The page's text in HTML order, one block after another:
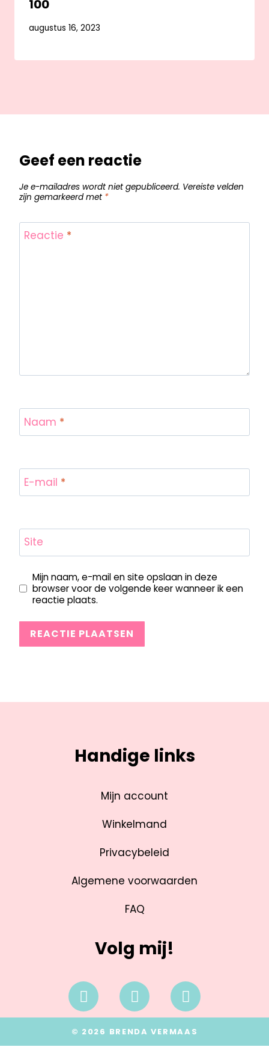
100
augustus 16, 2023
Geef een reactie
Je e-mailadres wordt niet gepubliceerd. Vereiste velden
zijn gemarkeerd met *
Reactie *
Naam *
E-mail *
Site
Mijn naam, e-mail en site opslaan in deze
browser voor de volgende keer wanneer ik een
reactie plaats.
Handige links
Mijn account
Winkelmand
Privacybeleid
Algemene voorwaarden
FAQ
Volg mij!
© 2026 BRENDA VERMAAS